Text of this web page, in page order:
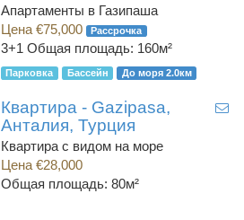
Апартаменты в Газипаша
Цена €75,000
Рассрочка
3+1 Общая площадь: 160м²
Парковка Бассейн До моря 2.0км
Квартира - Gazipasa,
Анталия, Турция
Квартира с видом на море
Цена €28,000
Общая площадь: 80м²